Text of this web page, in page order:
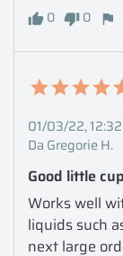
0 0
01/03/22, 12:32
Da Gregorie H.
Good little cup
Works well
liquids such
next large